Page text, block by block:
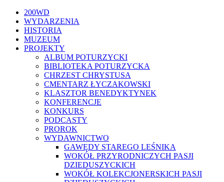
Close
Menu
200WD
WYDARZENIA
HISTORIA
MUZEUM
PROJEKTY
ALBUM POTURZYCKI
BIBLIOTEKA POTURZYCKA
CHRZEST CHRYSTUSA
CMENTARZ ŁYCZAKOWSKI
KLASZTOR BENEDYKTYNEK
KONFERENCJE
KONKURS
PODCASTY
PROROK
WYDAWNICTWO
GAWĘDY STAREGO LEŚNIKA
WOKÓŁ PRZYRODNICZYCH PASJI
DZIEDUSZYCKICH
WOKÓŁ KOLEKCJONERSKICH PASJI